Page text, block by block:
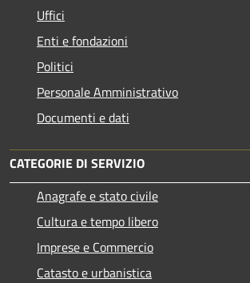
Uffici
Enti e fondazioni
Politici
Personale Amministrativo
Documenti e dati
CATEGORIE DI SERVIZIO
Anagrafe e stato civile
Cultura e tempo libero
Imprese e Commercio
Catasto e urbanistica